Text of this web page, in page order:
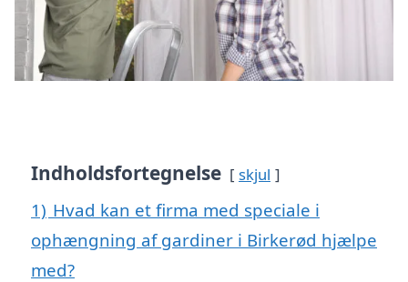
Indholdsfortegnelse skjul
1) Hvad kan et firma med speciale i
ophængning af gardiner i Birkerød hjælpe
med?